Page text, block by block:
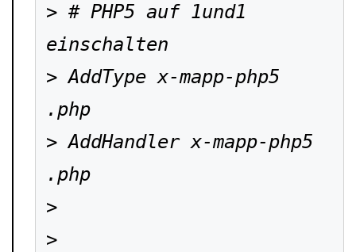
> # PHP5 auf 1und1
einschalten
> AddType x-mapp-php5
.php
> AddHandler x-mapp-php5
.php
>
>